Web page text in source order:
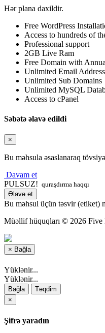
Hər plana daxildir.
Free WordPress
Access to hundreds of
Professional support
2GB Live Ram
Free Domain with
Unlimited Email
Unlimited Sub Domains
Unlimited MySQL
Access to cPanel
Səbətə əlavə edildi
×
Bu məhsula əsaslanaraq
Davam et
PULSUZ! quraşdırma haqqı
Əlavə et
Bu məhsul üçün təsvir (etiket)
Müəllif hüquqları © 2026
× Bağla
Yüklənir...
Yüklənir...
Bağla
Təqdim
×
Şifrə yaradın